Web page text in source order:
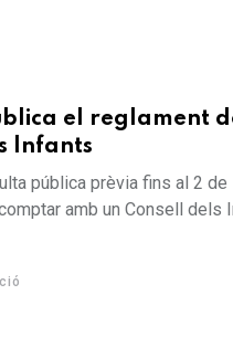
el reglament
Infants
pública prèvia fins al 2 de
amb un Consell dels